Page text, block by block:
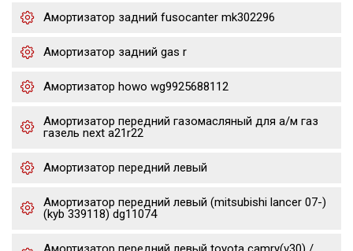
Амортизатор задний fusocanter mk302296
Амортизатор задний gas r
Амортизатор howo wg9925688112
Амортизатор передний газомасляный для а/м газ
газель next a21r22
Амортизатор передний левый
Амортизатор передний левый (mitsubishi lancer 07-)
(kyb 339118) dg11074